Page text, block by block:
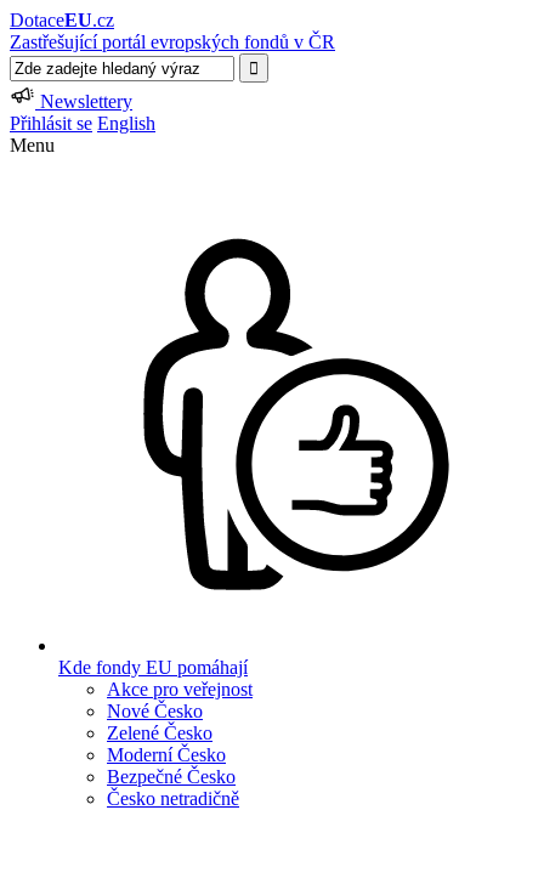
DotaceEU.cz
Zastřešující portál evropských fondů v ČR
Newslettery
Přihlásit se English
Menu
Kde fondy EU pomáhají
Akce pro veřejnost
Nové Česko
Zelené Česko
Moderní Česko
Bezpečné Česko
Česko netradičně